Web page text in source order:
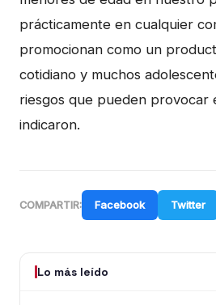
prácticamente en cualquier
promocionan como un
cotidiano y muchos
riesgos que pueden provocar
indicaron.
COMPARTIR: Facebook Twitter
Lo más leído